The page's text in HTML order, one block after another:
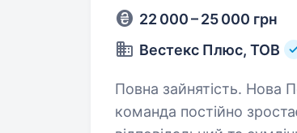
22 000 – 25 000 грн
Вестекс Плюс, ТОВ
Повна зайнятість. Нова Пошта — лідер експрес-доставки в Україні. Наша
команда постійно